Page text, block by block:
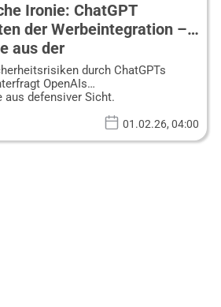
Ironie: ChatGPT
der Werbeintegration –
aus der
durch ChatGPTs
OpenAIs
aus defensiver Sicht.
01.02.26, 04:00